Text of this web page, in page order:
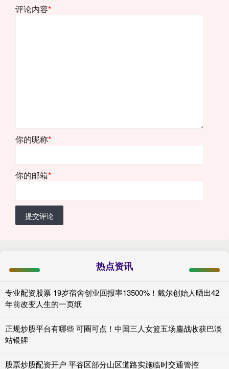
评论内容*
你的昵称*
你的邮箱*
提交评论
热点资讯
专业配资股票 19岁宿舍创业回报率13500%！戴尔创始人晒出42
年前改变人生的一页纸
正规炒股平台有哪些 可圈可点！中国三人女篮五场鏖战收获巴淡
站银牌
股票炒股配资开户 平谷区部分山区道路实施临时交通管控